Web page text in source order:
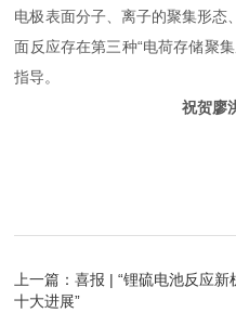
电极表面分子、离子的聚集形态
面反应存在第三种“电荷存储聚
指导。
祝贺廖
上一篇：喜报 | “锂硫电池反应新
十大进展”